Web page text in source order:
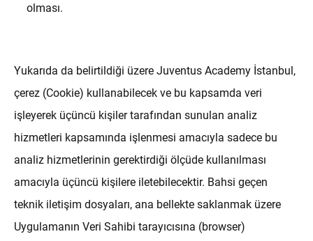
olması.
Yukarıda da belirtildiği üzere Juventus Academy İstanbul,
çerez (Cookie) kullanabilecek ve bu kapsamda veri
işleyerek üçüncü kişiler tarafından sunulan analiz
hizmetleri kapsamında işlenmesi amacıyla sadece bu
analiz hizmetlerinin gerektirdiği ölçüde kullanılması
amacıyla üçüncü kişilere iletebilecektir. Bahsi geçen
teknik iletişim dosyaları, ana bellekte saklanmak üzere
Uygulamanın Veri Sahibi tarayıcısına (browser)